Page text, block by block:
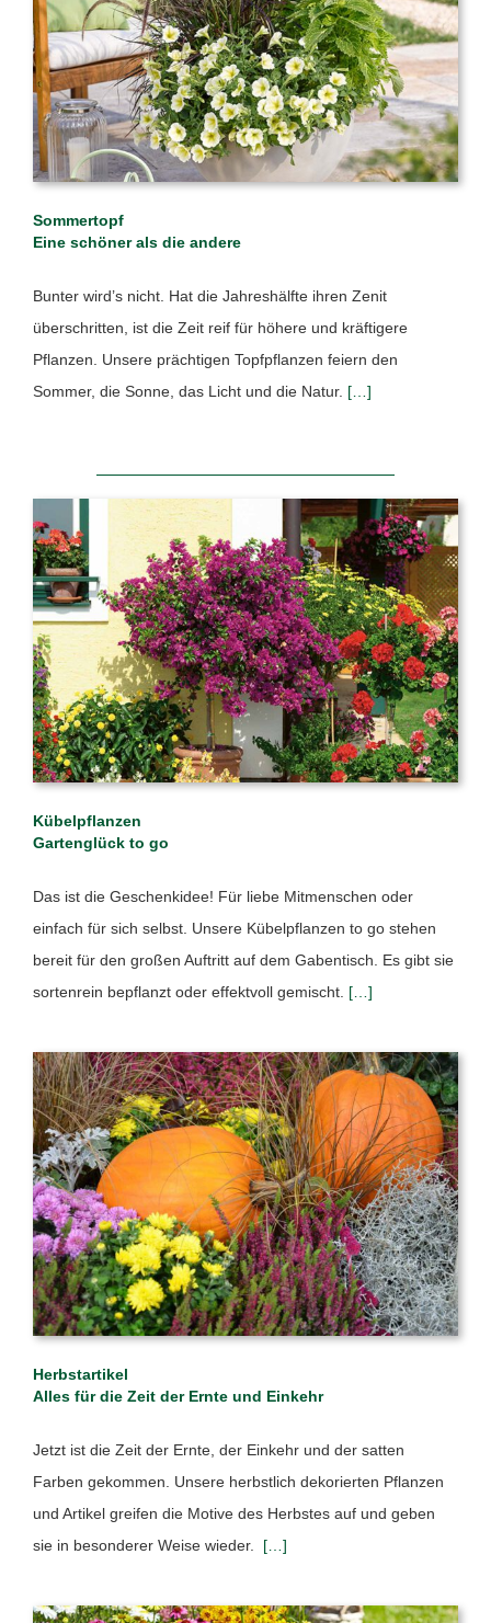
Sommertopf
Eine schöner als die andere
Bunter wird’s nicht. Hat die Jahreshälfte ihren Zenit
überschritten, ist die Zeit reif für höhere und kräftigere
Pflanzen. Unsere prächtigen Topfpflanzen feiern den
Sommer, die Sonne, das Licht und die Natur. […]
Kübelpflanzen
Gartenglück to go
Das ist die Geschenkidee! Für liebe Mitmenschen oder
einfach für sich selbst. Unsere Kübelpflanzen to go stehen
bereit für den großen Auftritt auf dem Gabentisch. Es gibt sie
sortenrein bepflanzt oder effektvoll gemischt. […]
Herbstartikel
Alles für die Zeit der Ernte und Einkehr
Jetzt ist die Zeit der Ernte, der Einkehr und der satten
Farben gekommen. Unsere herbstlich dekorierten Pflanzen
und Artikel greifen die Motive des Herbstes auf und geben
sie in besonderer Weise wieder. […]